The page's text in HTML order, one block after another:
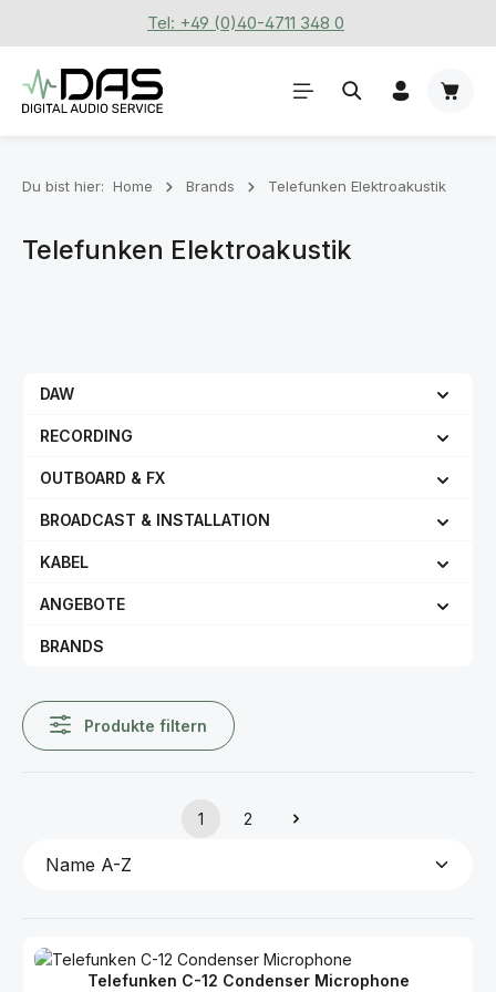
Zum Hauptinhalt springenTel: +49 (0)40-4711 348 0
Du bist hier: Home Brands Telefunken Elektroakustik
Telefunken Elektroakustik
DAW
RECORDING
OUTBOARD & FX
BROADCAST & INSTALLATION
KABEL
ANGEBOTE
BRANDS
Produkte filtern
Seite
1
Seite
2
Telefunken C-12 Condenser Microphone